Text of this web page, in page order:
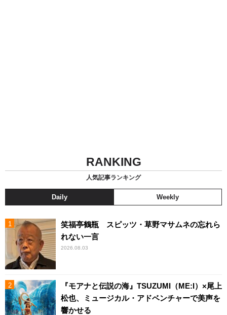
RANKING
人気記事ランキング
Daily Weekly
笑福亭鶴瓶 スピッツ・草野マサムネの忘れら
れない一言
2026.08.03
『モアナと伝説の海』TSUZUMI（ME:I）×尾上
松也、ミュージカル・アドベンチャーで美声を
響かせる